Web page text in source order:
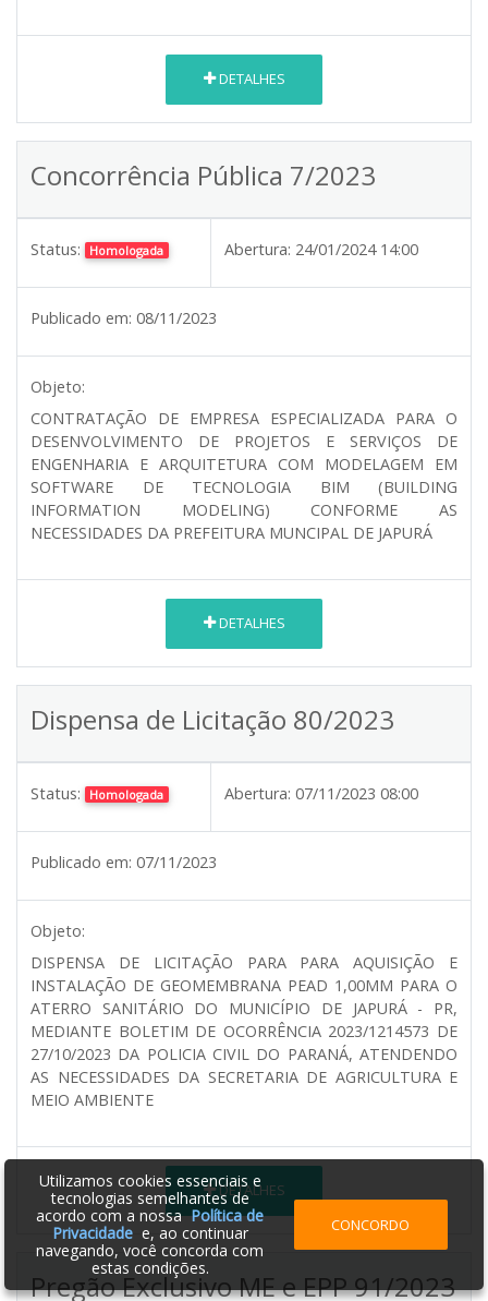
DETALHES
Concorrência Pública 7/2023
Status: Homologada Abertura: 24/01/2024 14:00
Publicado em: 08/11/2023
Objeto:
CONTRATAÇÃO DE EMPRESA ESPECIALIZADA PARA O
DESENVOLVIMENTO DE PROJETOS E SERVIÇOS DE
ENGENHARIA E ARQUITETURA COM MODELAGEM EM
SOFTWARE DE TECNOLOGIA BIM (BUILDING
INFORMATION MODELING) CONFORME AS
NECESSIDADES DA PREFEITURA MUNCIPAL DE JAPURÁ
DETALHES
Dispensa de Licitação 80/2023
Status: Homologada Abertura: 07/11/2023 08:00
Publicado em: 07/11/2023
Objeto:
DISPENSA DE LICITAÇÃO PARA PARA AQUISIÇÃO E
INSTALAÇÃO DE GEOMEMBRANA PEAD 1,00MM PARA O
ATERRO SANITÁRIO DO MUNICÍPIO DE JAPURÁ - PR,
MEDIANTE BOLETIM DE OCORRÊNCIA 2023/1214573 DE
27/10/2023 DA POLICIA CIVIL DO PARANÁ, ATENDENDO
AS NECESSIDADES DA SECRETARIA DE AGRICULTURA E
MEIO AMBIENTE
DETALHES
Pregão Exclusivo ME e EPP 91/2023
Utilizamos cookies essenciais e
tecnologias semelhantes de
acordo com a nossaPolítica de
Privacidadee, ao continuar
navegando, você concorda com
estas condições.
CONCORDO